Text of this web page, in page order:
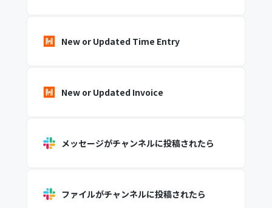
New or Updated Time Entry
New or Updated Invoice
メッセージがチャンネルに投稿されたら
ファイルがチャンネルに投稿されたら